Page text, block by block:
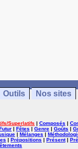
Outils Nos sites
Superlatifs | Composés |
| Fêtes | Genre | Goûts |
| Mélanges |
| Prépositions | Présent|